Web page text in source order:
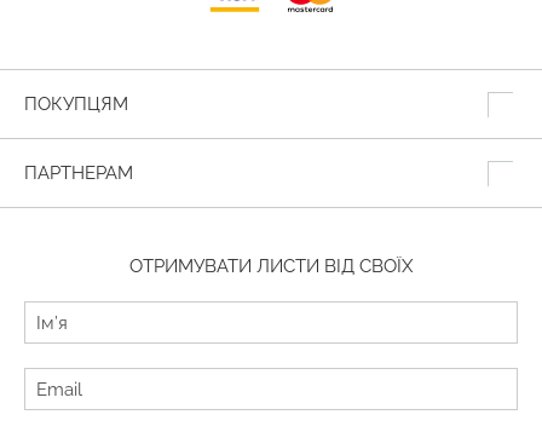
ПОКУПЦЯМ
ПАРТНЕРАМ
ОТРИМУВАТИ ЛИСТИ ВІД СВОЇХ